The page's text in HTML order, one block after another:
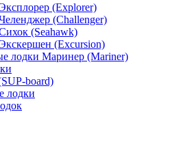
(Explorer)
(Challenger)
(Seahawk)
(Excursion)
лодки Маринер (Mariner)
board)
лодки